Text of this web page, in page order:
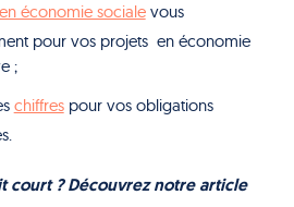
économie socialevous
pour vos projets en économie
;
chiffrespour vos obligations
court ? Découvrez notre article